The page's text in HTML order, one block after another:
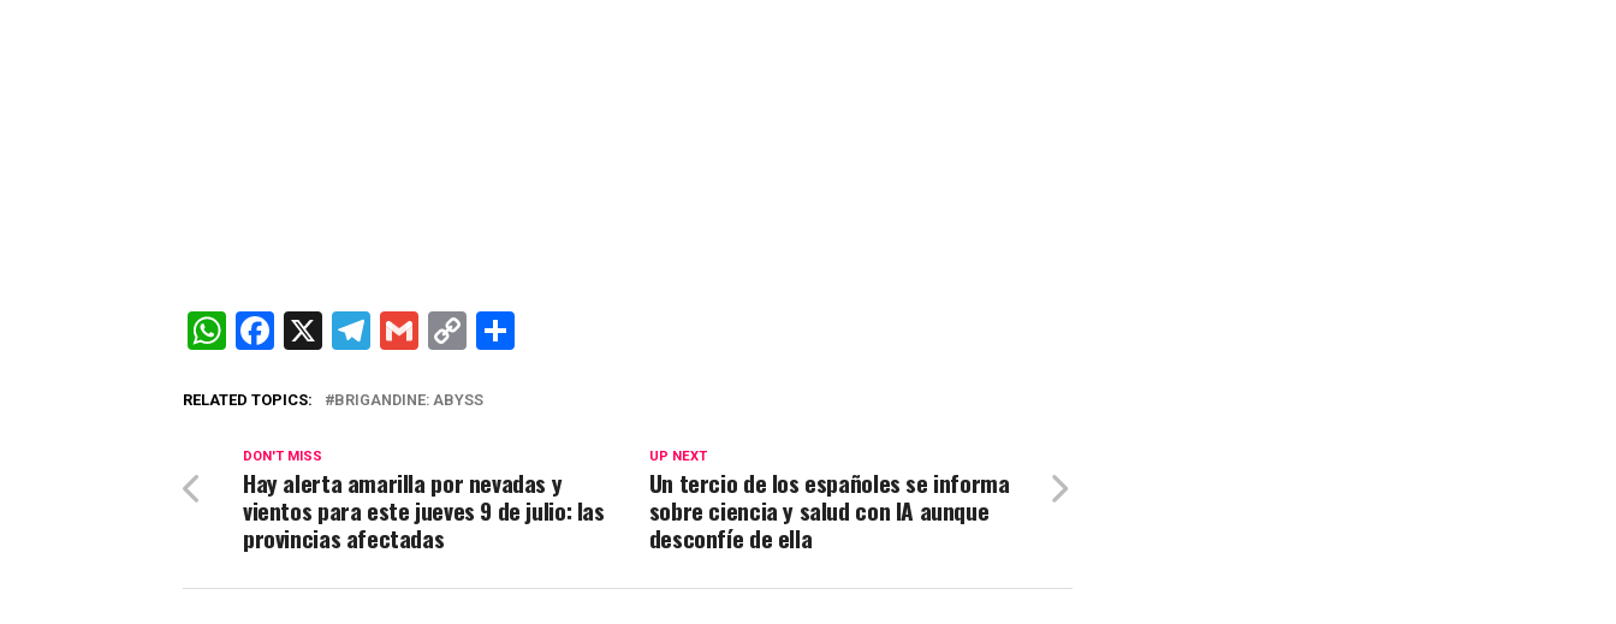
WhatsApp
Facebook
X Telegram
Gmail
Copy
RELATED TOPICS: BRIGANDINE: ABYSS
UP NEXT
Un tercio de los españoles se informa
sobre ciencia y salud con IA aunque
desconfíe de ella
DON'T MISS
Hay alerta amarilla por nevadas y
vientos para este jueves 9 de julio: las
provincias afectadas